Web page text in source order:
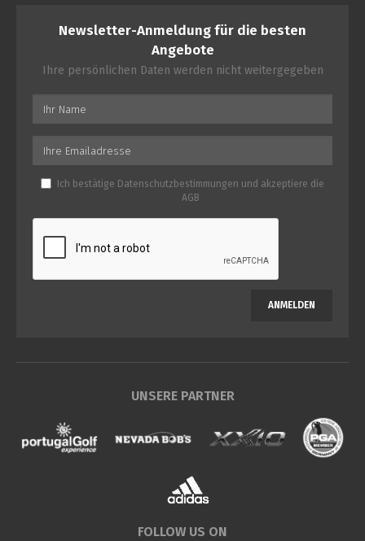
Newsletter-Anmeldung für die besten
Angebote
Ihre persönlichen Daten werden nicht weitergegeben
Ich bestätige Datenschutzbestimmungen und akzeptiere die
AGB
ANMELDEN
UNSERE PARTNER
FOLLOW US ON